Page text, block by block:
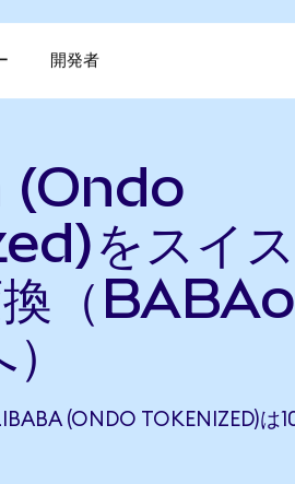
開発者
(Ondo
をスイ
換（
(ONDO TOKENIZED)は